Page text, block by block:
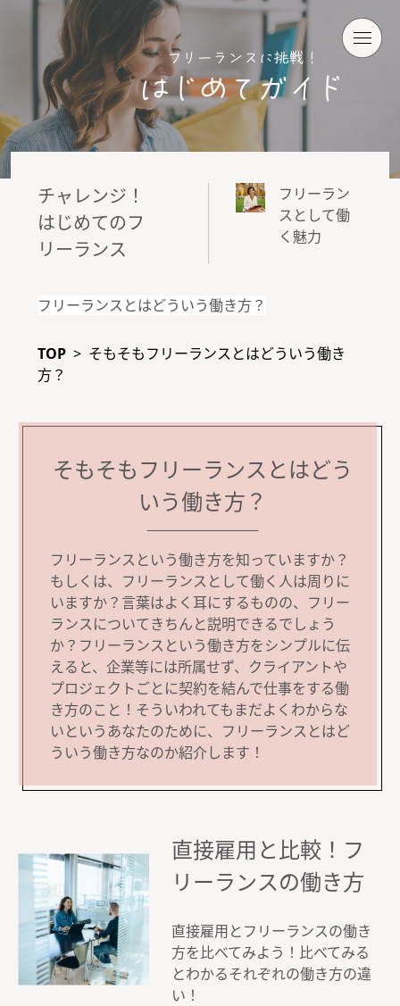
チャレンジ！
はじめてのフ
リーランス
フリーラン
スとして働
く魅力
フリーランスとはどういう働き方？
TOP > そもそもフリーランスとはどういう働き
方？
そもそもフリーランスとはどう
いう働き方？
フリーランスという働き方を知っていますか？
もしくは、フリーランスとして働く人は周りに
いますか？言葉はよく耳にするものの、フリー
ランスについてきちんと説明できるでしょう
か？フリーランスという働き方をシンプルに伝
えると、企業等には所属せず、クライアントや
プロジェクトごとに契約を結んで仕事をする働
き方のこと！そういわれてもまだよくわからな
いというあなたのために、フリーランスとはど
ういう働き方なのか紹介します！
直接雇用と比較！フ
リーランスの働き方
直接雇用とフリーランスの働き
方を比べてみよう！比べてみる
とわかるそれぞれの働き方の違
い！